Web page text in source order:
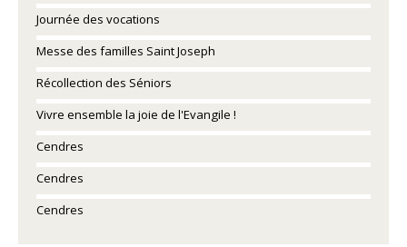
Journée des vocations
Messe des familles Saint Joseph
Récollection des Séniors
Vivre ensemble la joie de l'Evangile !
Cendres
Cendres
Cendres